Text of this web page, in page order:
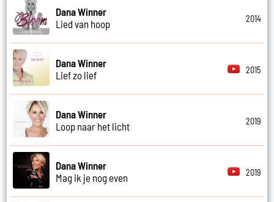
Dana Winner
Lied van hoop
2014
Dana Winner
Lief zo lief
2015
Dana Winner
Loop naar het licht
2019
Dana Winner
Mag ik je nog even
2019